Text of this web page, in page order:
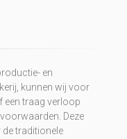
en
kunnen wij voor
een traag verloop
Deze
traditionele